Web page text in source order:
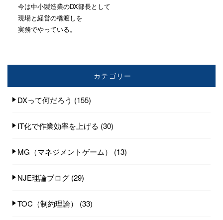
今は中小製造業のDX部長として
現場と経営の橋渡しを
実務でやっている。
カテゴリー
DXって何だろう (155)
IT化で作業効率を上げる (30)
MG（マネジメントゲーム） (13)
NJE理論ブログ (29)
TOC（制約理論） (33)